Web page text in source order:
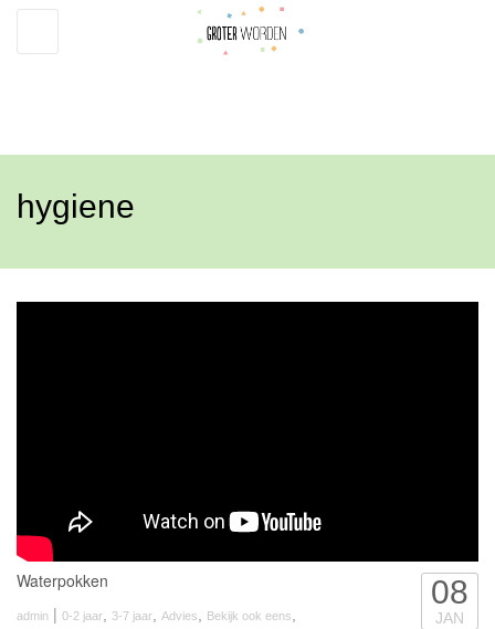
navigation
hygiene
Waterpokken
admin | 0-2 jaar 3-7 jaar Advies Bekijk ook eens
08
JAN